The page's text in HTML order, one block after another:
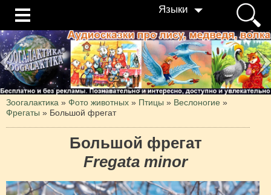
Языки
Зоогалактика » Фото животных » Птицы » Веслоногие »
Фрегаты » Большой фрегат
Большой фрегат
Fregata minor